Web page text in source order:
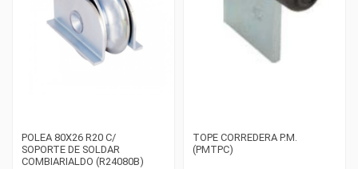
POLEA 80X26 R20 C/
SOPORTE DE SOLDAR
COMBIARIALDO (R24080B)
TOPE CORREDERA P.M.
(PMTPC)